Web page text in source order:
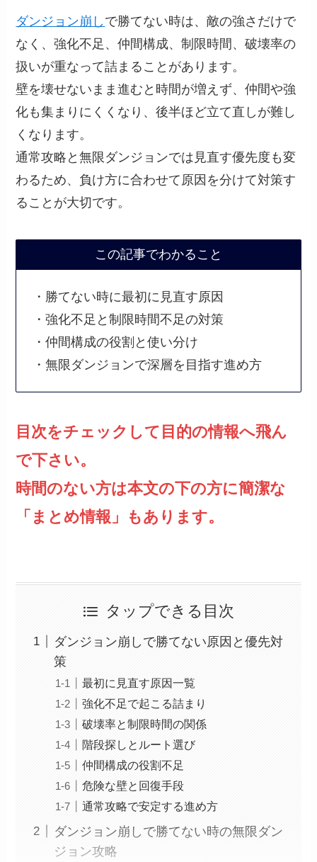
ダンジョン崩し で勝てない時は、敵の強さだけで
なく、強化不足、仲間構成、制限時間、破壊率の
扱いが重なって詰まることがあります。
壁を壊せないまま進むと時間が増えず、仲間や強
化も集まりにくくなり、後半ほど立て直しが難し
くなります。
通常攻略と無限ダンジョンでは見直す優先度も変
わるため、負け方に合わせて原因を分けて対策す
ることが大切です。
この記事でわかること
・勝てない時に最初に見直す原因
・強化不足と制限時間不足の対策
・仲間構成の役割と使い分け
・無限ダンジョンで深層を目指す進め方
目次をチェックして目的の情報へ飛ん
で下さい。
時間のない方は本文の下の方に簡潔な
「まとめ情報」もあります。
タップできる目次
ダンジョン崩しで勝てない原因と優先対
策
最初に見直す原因一覧
強化不足で起こる詰まり
破壊率と制限時間の関係
階段探しとルート選び
仲間構成の役割不足
危険な壁と回復手段
通常攻略で安定する進め方
ダンジョン崩しで勝てない時の無限ダン
ジョン攻略